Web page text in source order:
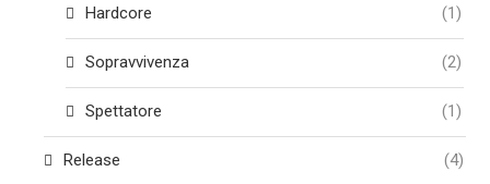
Hardcore (1)
Sopravvivenza (2)
Spettatore (1)
Release (4)